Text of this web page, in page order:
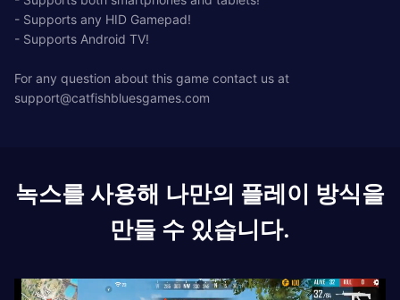
- Supports any HID Gamepad!
- Supports Android TV!
For any question about this game contact us at
support@catfishbluesgames.com
녹스를 사용해 나만의 플레이 방식을
만들 수 있습니다.